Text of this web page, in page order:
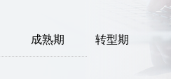
成熟期 转型期